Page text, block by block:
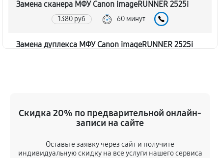
Замена сканера МФУ Canon imageRUNNER 2525i
1380 руб 60 минут
Замена дуплекса МФУ Canon imageRUNNER 2525i
Замена тормозной площадки
60 минут
Скидка 20% по предварительной онлайн-
записи на сайте
Оставьте заявку через сайт и получите
индивидуальную скидку на все услуги нашего сервиса